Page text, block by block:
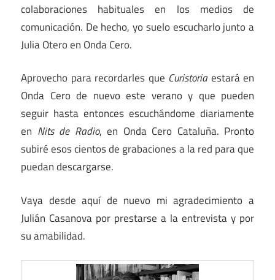
colaboraciones habituales en los medios de
comunicación. De hecho, yo suelo escucharlo junto a
Julia Otero en Onda Cero.
Aprovecho para recordarles que Curistoria estará en
Onda Cero de nuevo este verano y que pueden
seguir hasta entonces escuchándome diariamente
en Nits de Radio, en Onda Cero Cataluña. Pronto
subiré esos cientos de grabaciones a la red para que
puedan descargarse.
Vaya desde aquí de nuevo mi agradecimiento a
Julián Casanova por prestarse a la entrevista y por
su amabilidad.